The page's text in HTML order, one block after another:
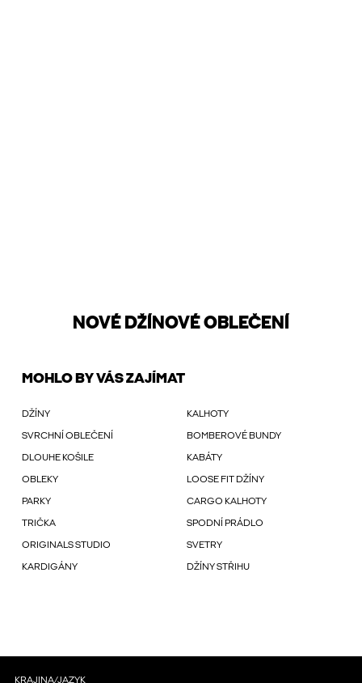
NOVÉ DŽÍNOVÉ OBLEČENÍ
MOHLO BY VÁS ZAJÍMAT
DŽÍNY KALHOTY
SVRCHNÍ OBLEČENÍ BOMBEROVÉ BUNDY
DLOUHE KOŠILE KABÁTY
OBLEKY LOOSE FIT DŽÍNY
PARKY CARGO KALHOTY
TRIČKA SPODNÍ PRÁDLO
ORIGINALS STUDIO SVETRY
KARDIGÁNY DŽÍNY STŘIHU
KRAJINA/JAZYK